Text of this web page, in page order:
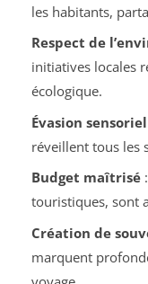
les habitants,
Respect de
initiatives locales
écologique.
Évasion
réveillent tous les
Budget maîtrisé:
touristiques, sont
Création de
marquent